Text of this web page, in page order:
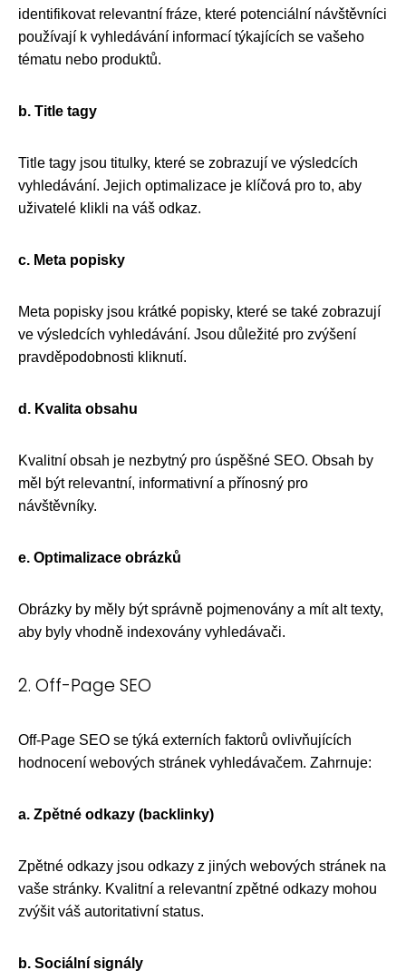
identifikovat relevantní fráze, které potenciální návštěvníci
používají k vyhledávání informací týkajících se vašeho
tématu nebo produktů.
b. Title tagy
Title tagy jsou titulky, které se zobrazují ve výsledcích
vyhledávání. Jejich optimalizace je klíčová pro to, aby
uživatelé klikli na váš odkaz.
c. Meta popisky
Meta popisky jsou krátké popisky, které se také zobrazují
ve výsledcích vyhledávání. Jsou důležité pro zvýšení
pravděpodobnosti kliknutí.
d. Kvalita obsahu
Kvalitní obsah je nezbytný pro úspěšné SEO. Obsah by
měl být relevantní, informativní a přínosný pro
návštěvníky.
e. Optimalizace obrázků
Obrázky by měly být správně pojmenovány a mít alt texty,
aby byly vhodně indexovány vyhledávači.
2. Off-Page SEO
Off-Page SEO se týká externích faktorů ovlivňujících
hodnocení webových stránek vyhledávačem. Zahrnuje:
a. Zpětné odkazy (backlinky)
Zpětné odkazy jsou odkazy z jiných webových stránek na
vaše stránky. Kvalitní a relevantní zpětné odkazy mohou
zvýšit váš autoritativní status.
b. Sociální signály